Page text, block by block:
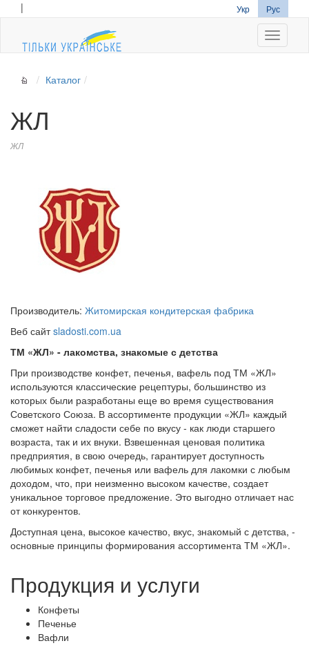
| Укр Рус
Каталог
ЖЛ
ЖЛ
Производитель: Житомирская кондитерская фабрика
Веб сайтsladosti.com.ua
ТМ «ЖЛ» - лакомства, знакомые с детства
При производстве конфет, печенья, вафель под ТМ «ЖЛ»
используются классические рецептуры, большинство из
которых были разработаны еще во время существования
Советского Союза. В ассортименте продукции «ЖЛ» каждый
сможет найти сладости себе по вкусу - как люди старшего
возраста, так и их внуки. Взвешенная ценовая политика
предприятия, в свою очередь, гарантирует доступность
любимых конфет, печенья или вафель для лакомки с любым
доходом, что, при неизменно высоком качестве, создает
уникальное торговое предложение. Это выгодно отличает нас
от конкурентов.
Доступная цена, высокое качество, вкус, знакомый с детства, -
основные принципы формирования ассортимента ТМ «ЖЛ».
Продукция и услуги
Конфеты
Печенье
Вафли